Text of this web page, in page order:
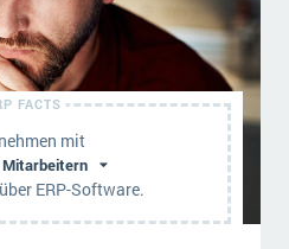
mit
ERP-Software.